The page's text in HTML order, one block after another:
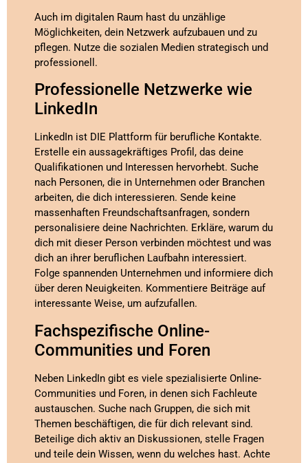
Auch im digitalen Raum hast du unzählige
Möglichkeiten, dein Netzwerk aufzubauen und zu
pflegen. Nutze die sozialen Medien strategisch und
professionell.
Professionelle Netzwerke wie
LinkedIn
LinkedIn ist DIE Plattform für berufliche Kontakte.
Erstelle ein aussagekräftiges Profil, das deine
Qualifikationen und Interessen hervorhebt. Suche
nach Personen, die in Unternehmen oder Branchen
arbeiten, die dich interessieren. Sende keine
massenhaften Freundschaftsanfragen, sondern
personalisiere deine Nachrichten. Erkläre, warum du
dich mit dieser Person verbinden möchtest und was
dich an ihrer beruflichen Laufbahn interessiert.
Folge spannenden Unternehmen und informiere dich
über deren Neuigkeiten. Kommentiere Beiträge auf
interessante Weise, um aufzufallen.
Fachspezifische Online-
Communities und Foren
Neben LinkedIn gibt es viele spezialisierte Online-
Communities und Foren, in denen sich Fachleute
austauschen. Suche nach Gruppen, die sich mit
Themen beschäftigen, die für dich relevant sind.
Beteilige dich aktiv an Diskussionen, stelle Fragen
und teile dein Wissen, wenn du welches hast. Achte